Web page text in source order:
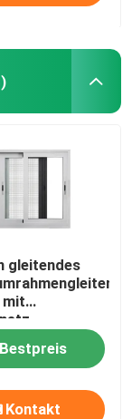
gleitendes
mit
Bestpreis
Kontakt